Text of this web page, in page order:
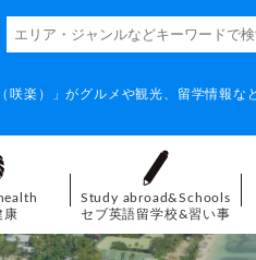
楽）」がグルメや観光、留学情報な
康
Study abroad&Schools
セブ英語留学校&習い事